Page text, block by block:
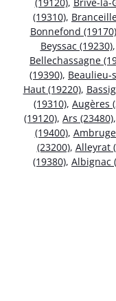
(19310),
Bonnefond (19170)
Beyssac (19230),
Bellechassagne
(19390), Beaulieu-
Haut (19220),
(19310), Augères
(19120), Ars (23480),
(19400),
(23200), Alleyrat
(19380), Albignac